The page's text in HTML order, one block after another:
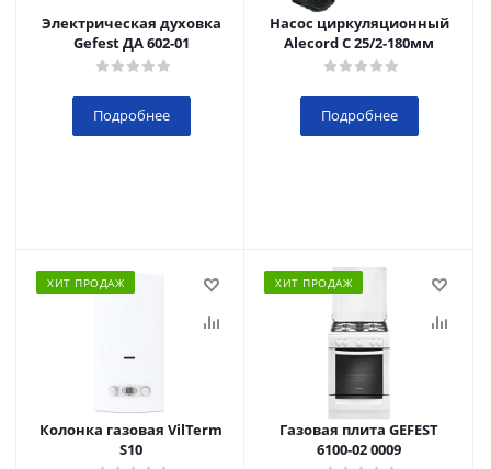
Электрическая духовка
Gefest ДА 602-01
Подробнее
Насос циркуляционный
Alecord C 25/2-180мм
Подробнее
ХИТ ПРОДАЖ
Колонка газовая VilTerm
S10
ХИТ ПРОДАЖ
Газовая плита GEFEST
6100-02 0009